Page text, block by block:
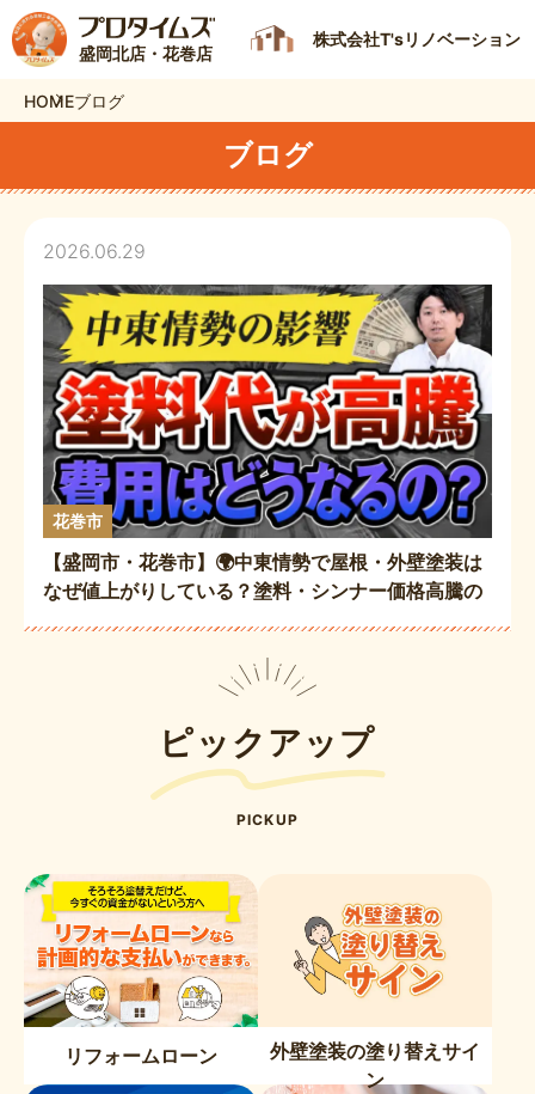
盛岡北店・花巻店
株式会社T'sリノベーション
HOMEブログ
ブログ
2026.06.29
花巻市
【盛岡市・花巻市】🌍中東情勢で屋根・外壁塗装は
なぜ値上がりしている？塗料・シンナー価格高騰の
ピックアップ
PICKUP
リフォームローン
外壁塗装の塗り替えサイ
ン